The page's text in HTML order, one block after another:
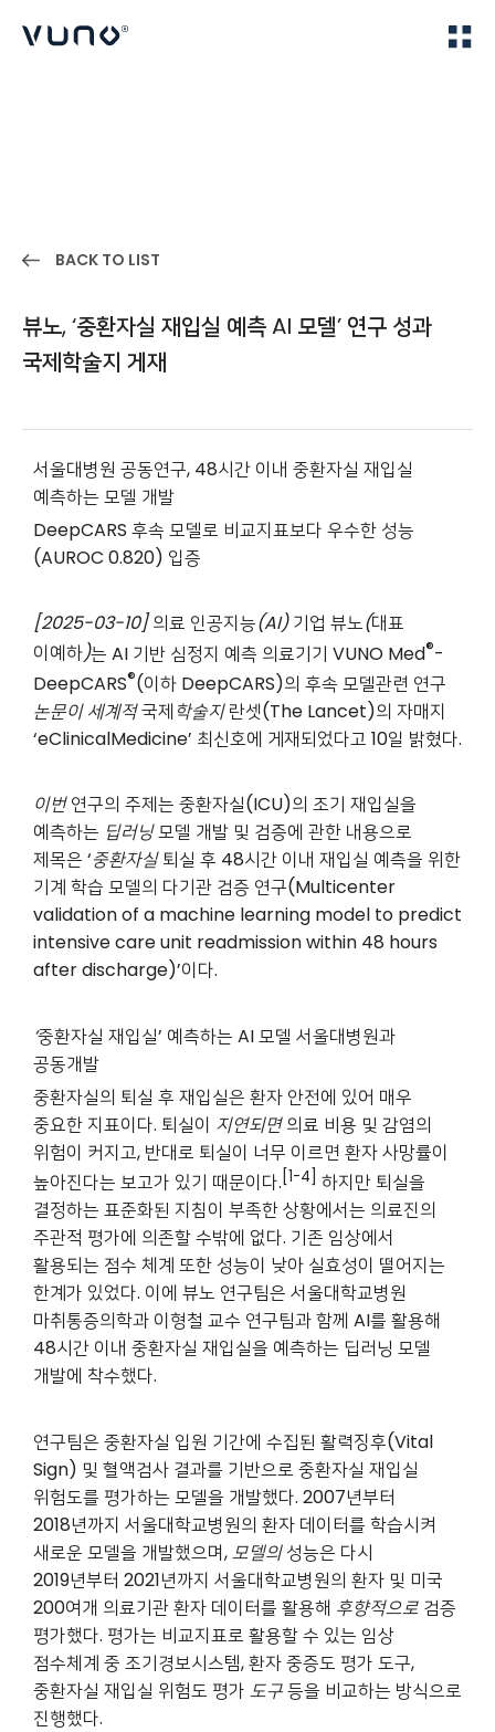
BACK TO LIST
뷰노, ‘중환자실 재입실 예측 AI 모델’ 연구 성과
국제학술지 게재
서울대병원 공동연구, 48시간 이내 중환자실 재입실
예측하는 모델 개발
DeepCARS 후속 모델로 비교지표보다 우수한 성능
(AUROC 0.820) 입증
[2025-03-10]의료 인공지능(AI)기업 뷰노(대표
이예하)는 AI 기반 심정지 예측 의료기기 VUNO Med®-
DeepCARS®(이하 DeepCARS)의 후속 모델관련 연구
논문이 세계적국제학술지 란셋(The Lancet)의 자매지
‘eClinicalMedicine’ 최신호에 게재되었다고 10일 밝혔다.
이번 연구의 주제는 중환자실(ICU)의 조기 재입실을
예측하는 딥러닝모델 개발 및 검증에 관한 내용으로
제목은 ‘중환자실 퇴실 후 48시간 이내 재입실 예측을 위한
기계 학습 모델의 다기관 검증 연구(Multicenter
validation of a machine learning model to predict
intensive care unit readmission within 48 hours
after discharge)’이다.
‘중환자실 재입실’ 예측하는 AI 모델 서울대병원과
공동개발
중환자실의 퇴실 후 재입실은 환자 안전에 있어 매우
중요한 지표이다. 퇴실이 지연되면 의료 비용 및 감염의
위험이 커지고, 반대로 퇴실이 너무 이르면 환자 사망률이
높아진다는 보고가 있기 때문이다. [1-4] 하지만 퇴실을
결정하는 표준화된 지침이 부족한 상황에서는 의료진의
주관적 평가에 의존할 수밖에 없다. 기존 임상에서
활용되는 점수 체계 또한 성능이 낮아 실효성이 떨어지는
한계가 있었다. 이에 뷰노 연구팀은 서울대학교병원
마취통증의학과 이형철 교수 연구팀과 함께 AI를 활용해
48시간 이내 중환자실 재입실을 예측하는 딥러닝 모델
개발에 착수했다.
연구팀은 중환자실 입원 기간에 수집된 활력징후(Vital
Sign) 및 혈액검사 결과를 기반으로 중환자실 재입실
위험도를 평가하는 모델을 개발했다. 2007년부터
2018년까지 서울대학교병원의 환자 데이터를 학습시켜
새로운 모델을 개발했으며,모델의 성능은 다시
2019년부터 2021년까지 서울대학교병원의 환자 및 미국
200여개 의료기관 환자 데이터를 활용해 후향적으로 검증
평가했다. 평가는 비교지표로 활용할 수 있는 임상
점수체계 중 조기경보시스템, 환자 중증도 평가 도구,
중환자실 재입실 위험도 평가 도구등을 비교하는 방식으로
진행했다.